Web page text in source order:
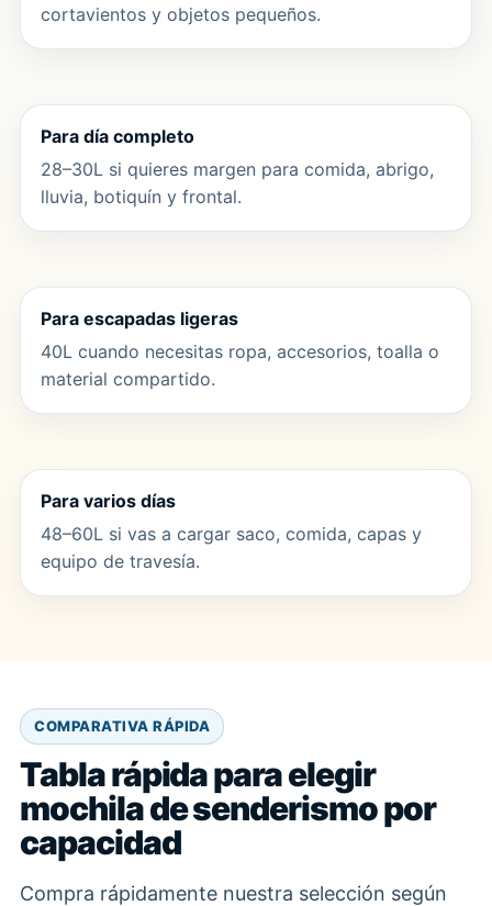
cortavientos y objetos pequeños.
Para día completo
28–30L si quieres margen para comida, abrigo,
lluvia, botiquín y frontal.
Para escapadas ligeras
40L cuando necesitas ropa, accesorios, toalla o
material compartido.
Para varios días
48–60L si vas a cargar saco, comida, capas y
equipo de travesía.
COMPARATIVA RÁPIDA
Tabla rápida para elegir
mochila de senderismo por
capacidad
Compra rápidamente nuestra selección según